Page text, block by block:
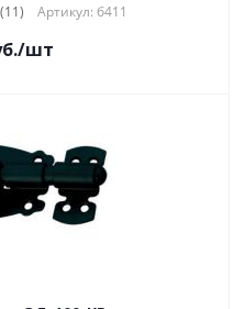
Артикул: б411
/шт